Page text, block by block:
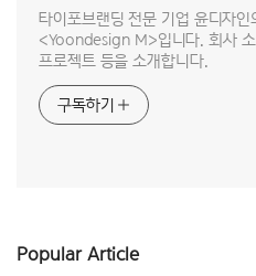
타이포브랜딩 전문 기업 윤디자인
<Yoondesign M>입니다. 회사 소
프로젝트 등을 소개합니다.
구독하기
Popular Article